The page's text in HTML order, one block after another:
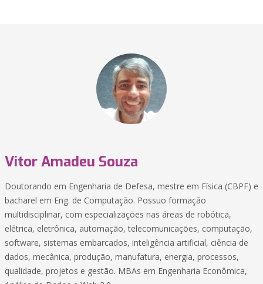
Vitor Amadeu Souza
Doutorando em Engenharia de Defesa, mestre em Física (CBPF) e
bacharel em Eng. de Computação. Possuo formação
multidisciplinar, com especializações nas áreas de robótica,
elétrica, eletrônica, automação, telecomunicações, computação,
software, sistemas embarcados, inteligência artificial, ciência de
dados, mecânica, produção, manufatura, energia, processos,
qualidade, projetos e gestão. MBAs em Engenharia Econômica,